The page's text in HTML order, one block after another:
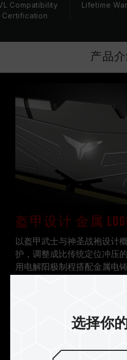
超频行为（如启用 XMP
JEDEC 标准规范，可能
请确认您的主板与处理器
频率。
十铨科技的内存模块皆在
证，若有处理器或主板故
主板相关售后服务。
Compatibility
Certification
Lifetime
产品
盔甲设计 金属
以盔甲武士与神圣战袍设计
护，调整成比传统定位冲压
用电解阳极制程搭配金属电
选择你